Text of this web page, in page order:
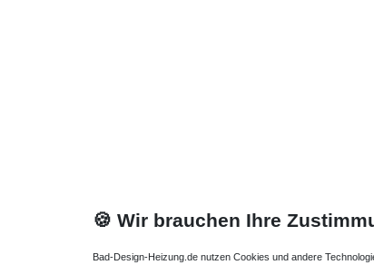
🍪 Wir brauchen Ihre
Bad-Design-Heizung.de nutzen Cookies und andere